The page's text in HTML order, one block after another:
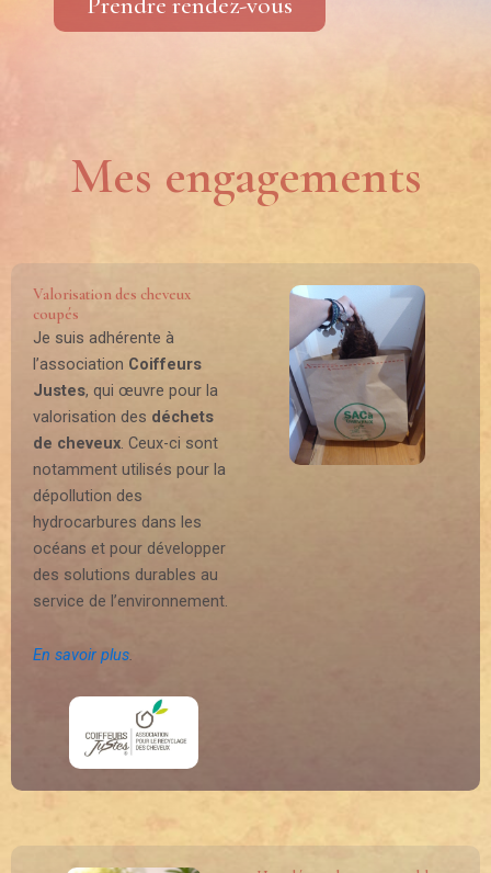
Mes engagements
Valorisation des cheveux
coupés
Je suis adhérente à
l’association Coiffeurs
Justes, qui œuvre pour la
valorisation des déchets
de cheveux. Ceux-ci sont
notamment utilisés pour la
dépollution des
hydrocarbures dans les
océans et pour développer
des solutions durables au
service de l’environnement.
En savoir plus.